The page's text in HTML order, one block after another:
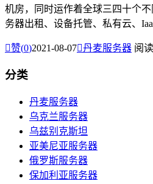
机房，同时运作着全球三四十个
务器出租、设备托管、私有云、
赞(0)2021-08-07丹麦服务器 阅
分类
丹麦服务器
乌克兰服务器
乌兹别克斯坦
亚美尼亚服务器
俄罗斯服务器
保加利亚服务器